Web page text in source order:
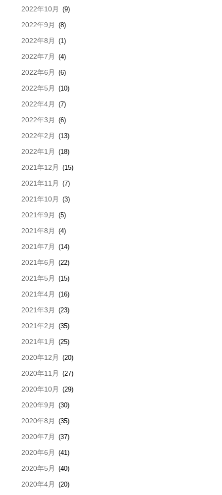
2022年10月 (9)
2022年9月 (8)
2022年8月 (1)
2022年7月 (4)
2022年6月 (6)
2022年5月 (10)
2022年4月 (7)
2022年3月 (6)
2022年2月 (13)
2022年1月 (18)
2021年12月 (15)
2021年11月 (7)
2021年10月 (3)
2021年9月 (5)
2021年8月 (4)
2021年7月 (14)
2021年6月 (22)
2021年5月 (15)
2021年4月 (16)
2021年3月 (23)
2021年2月 (35)
2021年1月 (25)
2020年12月 (20)
2020年11月 (27)
2020年10月 (29)
2020年9月 (30)
2020年8月 (35)
2020年7月 (37)
2020年6月 (41)
2020年5月 (40)
2020年4月 (20)